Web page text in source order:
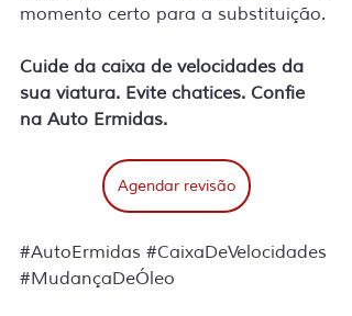
momento certo para a substituição.
Cuide da caixa de velocidades da
sua viatura. Evite chatices. Confie
na Auto Ermidas.
Agendar revisão
#AutoErmidas #CaixaDeVelocidades
#MudançaDeÓleo